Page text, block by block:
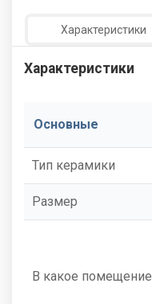
Характеристики
Характеристики
Основные
Тип керамики
Размер
В какое помещение